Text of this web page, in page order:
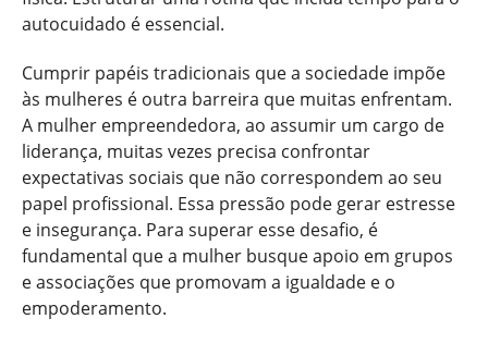
autocuidado é essencial.
Cumprir papéis tradicionais que a sociedade impõe
às mulheres é outra barreira que muitas enfrentam.
A mulher empreendedora, ao assumir um cargo de
liderança, muitas vezes precisa confrontar
expectativas sociais que não correspondem ao seu
papel profissional. Essa pressão pode gerar estresse
e insegurança. Para superar esse desafio, é
fundamental que a mulher busque apoio em grupos
e associações que promovam a igualdade e o
empoderamento.